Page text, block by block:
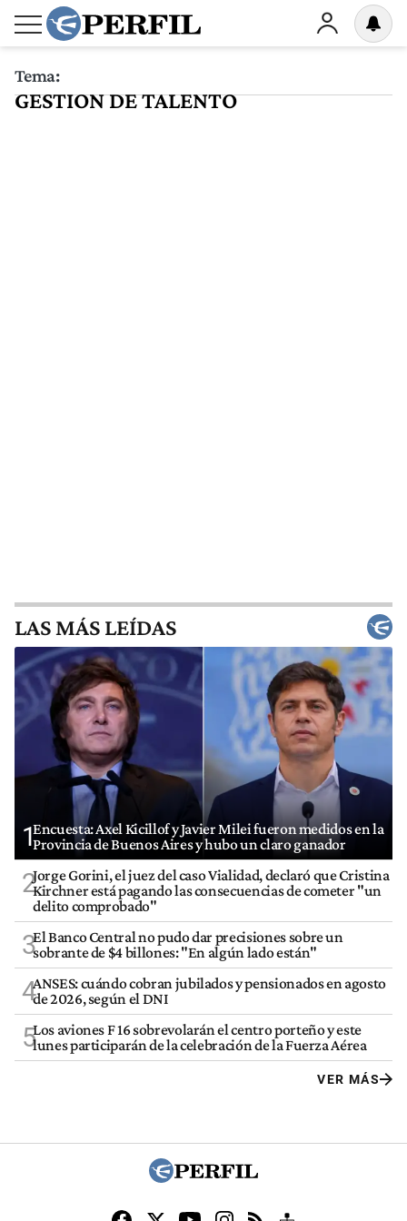
Tema:
GESTION DE TALENTO
LAS MÁS LEÍDAS
1Encuesta: Axel Kicillof y Javier Milei fueron medidos en la
Provincia de Buenos Aires y hubo un claro ganador
2Jorge Gorini, el juez del caso Vialidad, declaró que Cristina
Kirchner está pagando las consecuencias de cometer "un
delito comprobado"
3El Banco Central no pudo dar precisiones sobre un
sobrante de $4 billones: "En algún lado están"
4ANSES: cuándo cobran jubilados y pensionados en agosto
de 2026, según el DNI
5Los aviones F 16 sobrevolarán el centro porteño y este
lunes participarán de la celebración de la Fuerza Aérea
VER MÁS